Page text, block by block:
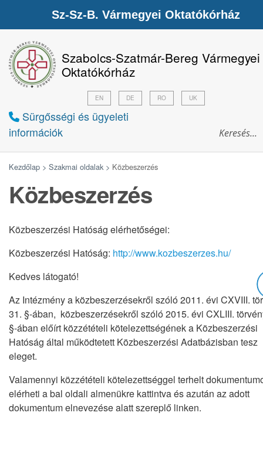
Szabolcs-Szatmár-Bereg Vármegyei
Oktatókórház
Sürgősségi és ügyeleti
információk
EN DE RO UK
Kezdőlap > Szakmai oldalak > Közbeszerzés
Közbeszerzés
Közbeszerzési Hatóság elérhetőségei:
Közbeszerzési Hatóság: http://www.kozbeszerzes.hu/
Kedves látogató!
Az Intézmény a közbeszerzésekről szóló 2011. évi CXVIII.
31. §-ában, közbeszerzésekről szóló 2015. évi CXLIII.
§-ában előírt közzétételi kötelezettségének a Közbeszerzési
Hatóság által működtetett Közbeszerzési Adatbázisban tesz
eleget.
Valamennyi közzétételi kötelezettséggel terhelt
elérheti a bal oldali almenükre kattintva és azután az adott
dokumentum elnevezése alatt szereplő linken.
Sz-Sz-B. Vármegyei Oktatókórház